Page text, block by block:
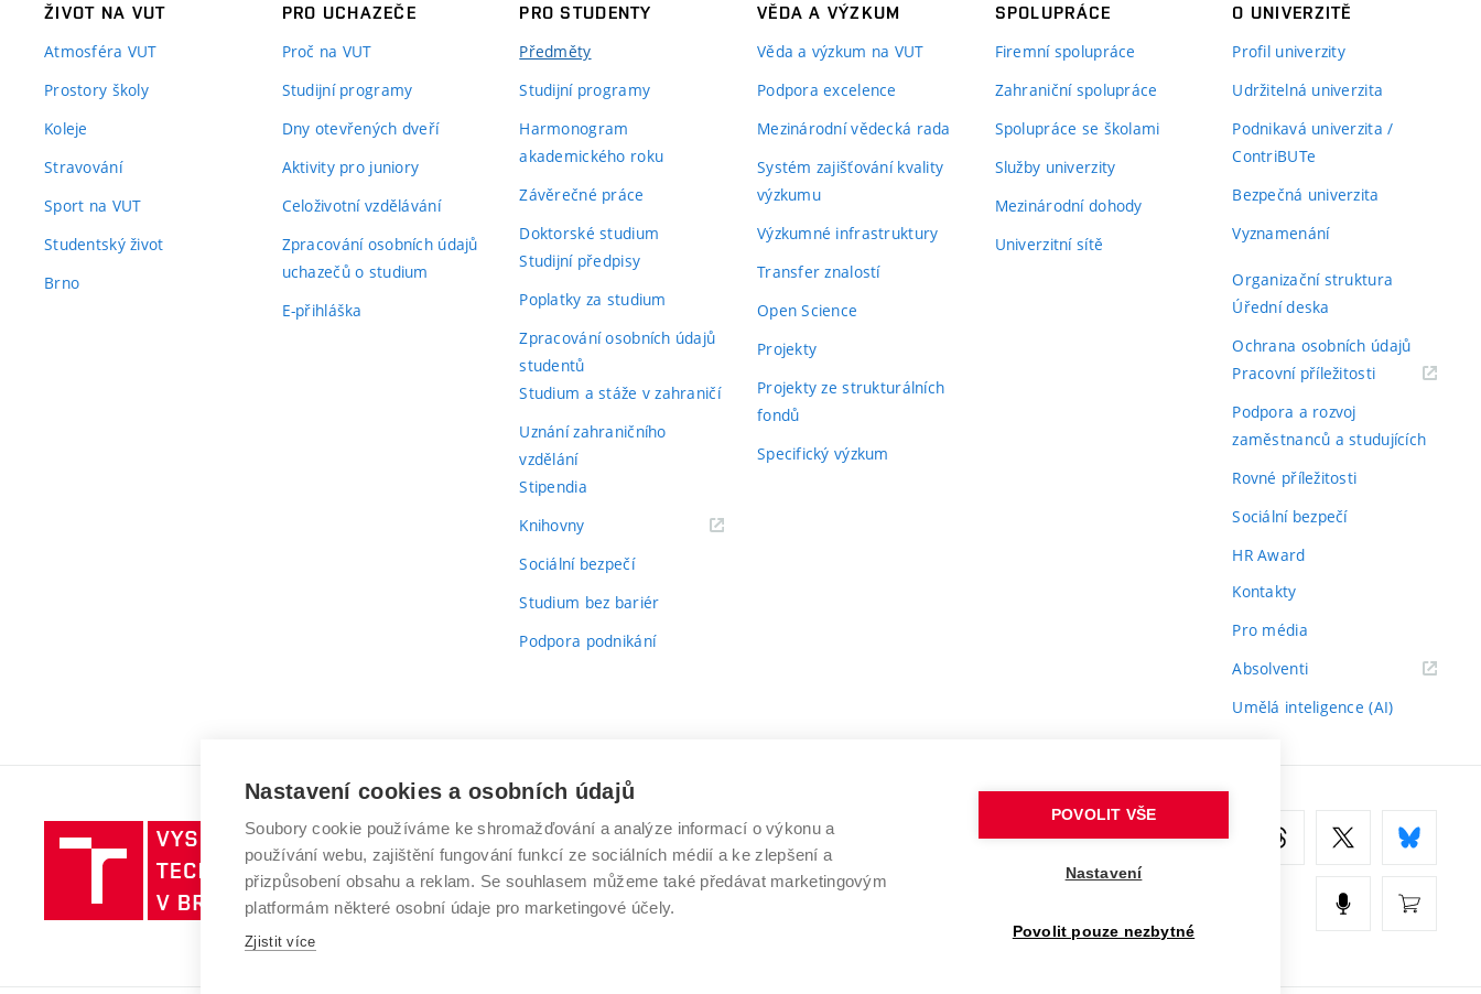
ŽIVOT NA VUT
Atmosféra VUT
Prostory školy
Koleje
Stravování
Sport na VUT
Studentský život
Brno
PRO UCHAZEČE
Proč na VUT
Studijní programy
Dny otevřených dveří
Aktivity pro juniory
Celoživotní vzdělávání
Zpracování osobních údajů
uchazečů o studium
E-přihláška
PRO STUDENTY
Předměty
Studijní programy
Harmonogram
akademického roku
Závěrečné práce
Doktorské studium
Studijní předpisy
Poplatky za studium
Zpracování osobních údajů
studentů
Studium a stáže v zahraničí
Uznání zahraničního
vzdělání
Stipendia
Knihovny(externí
Sociální bezpečí
Studium bez bariér
Podpora podnikání
VĚDA A VÝZKUM
Věda a výzkum na VUT
Podpora excelence
Mezinárodní vědecká rada
Systém zajišťování kvality
výzkumu
Výzkumné infrastruktury
Transfer znalostí
Open Science
Projekty
Projekty ze strukturálních
fondů
Specifický výzkum
SPOLUPRÁCE
Firemní spolupráce
Zahraniční spolupráce
Spolupráce se školami
Služby univerzity
Mezinárodní dohody
Univerzitní sítě
O UNIVERZITĚ
Profil univerzity
Udržitelná univerzita
Podnikavá univerzita /
ContriBUTe
Bezpečná univerzita
Vyznamenání
Organizační struktura
Úřední deska
Ochrana osobních údajů
Pracovní příležitosti(externí
Podpora a rozvoj
zaměstnanců a studujících
Rovné příležitosti
Sociální bezpečí
HR Award
Kontakty
Pro média
Absolventi(externí
Umělá inteligence (AI)
Vysoké
učení
technické
v
VYSOKÉ UČENÍ TECHNICKÉ V BRNĚ
Antonínská 548/1
602 00 Brno
www.vut.cz
Nastavení cookies a osobních údajů
Soubory cookie používáme ke shromažďování a analýze informací o výkonu a
používání webu, zajištění fungování funkcí ze sociálních médií a ke zlepšení a
přizpůsobení obsahu a reklam. Se souhlasem můžeme také předávat marketingovým
platformám některé osobní údaje pro marketingové účely.
Zjistit více
POVOLIT VŠE
Nastavení
Povolit pouze nezbytné